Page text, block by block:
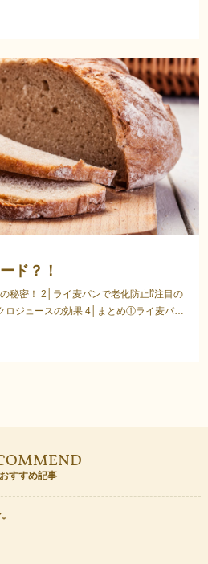
ド？！
秘密！ 2│ライ麦パンで老化防止⁉注目の
ロジュースの効果 4│まとめ①ライ麦パン
おすすめ記事